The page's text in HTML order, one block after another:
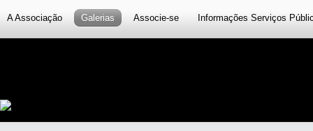
A Associação Galerias Associe-se Informações Serviços